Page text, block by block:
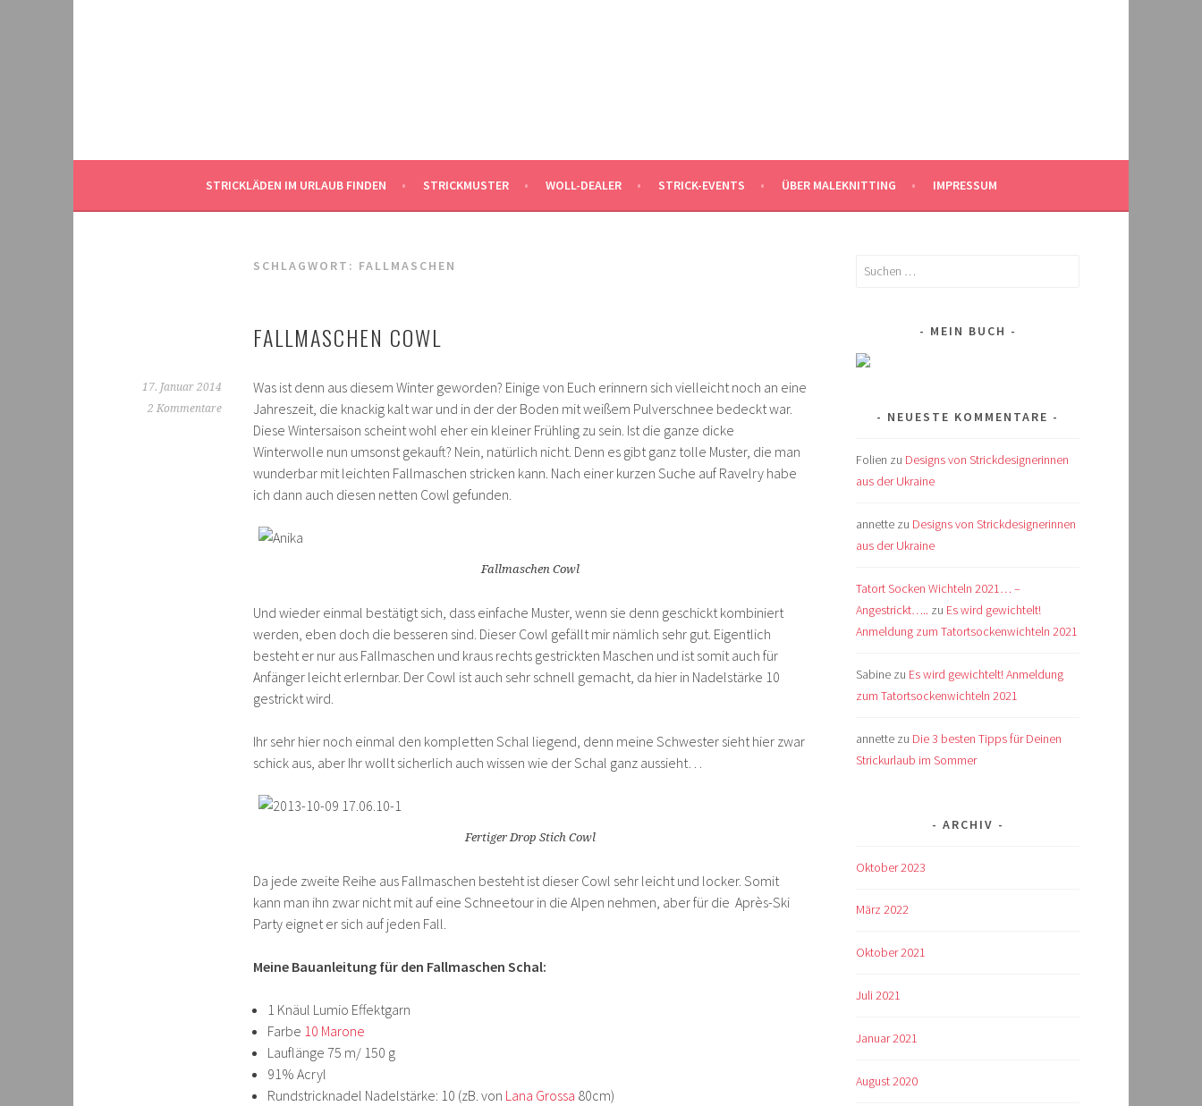
STRICKLÄDEN IM URLAUB FINDEN STRICKMUSTER WOLL-DEALER STRICK-EVENTS ÜBER MALEKNITTING IMPRESSUM
SCHLAGWORT: FALLMASCHEN
FALLMASCHEN COWL
17. Januar 2014
2 Kommentare
Was ist denn aus diesem Winter geworden? Einige von Euch erinnern sich vielleicht noch an eine
Jahreszeit, die knackig kalt war und in der der Boden mit weißem Pulverschnee bedeckt war.
Diese Wintersaison scheint wohl eher ein kleiner Frühling zu sein. Ist die ganze dicke
Winterwolle nun umsonst gekauft? Nein, natürlich nicht. Denn es gibt ganz tolle Muster, die man
wunderbar mit leichten Fallmaschen stricken kann. Nach einer kurzen Suche auf Ravelry habe
ich dann auch diesen netten Cowl gefunden.
Fallmaschen Cowl
Und wieder einmal bestätigt sich, dass einfache Muster, wenn sie denn geschickt kombiniert
werden, eben doch die besseren sind. Dieser Cowl gefällt mir nämlich sehr gut. Eigentlich
besteht er nur aus Fallmaschen und kraus rechts gestrickten Maschen und ist somit auch für
Anfänger leicht erlernbar. Der Cowl ist auch sehr schnell gemacht, da hier in Nadelstärke 10
gestrickt wird.
Ihr sehr hier noch einmal den kompletten Schal liegend, denn meine Schwester sieht hier zwar
schick aus, aber Ihr wollt sicherlich auch wissen wie der Schal ganz aussieht…
Fertiger Drop Stich Cowl
Da jede zweite Reihe aus Fallmaschen besteht ist dieser Cowl sehr leicht und locker. Somit
kann man ihn zwar nicht mit auf eine Schneetour in die Alpen nehmen, aber für die Après-Ski
Party eignet er sich auf jeden Fall.
Meine Bauanleitung für den Fallmaschen Schal:
1 Knäul Lumio Effektgarn
Farbe 10 Marone
Lauflänge 75 m/ 150 g
91% Acryl
Rundstricknadel Nadelstärke: 10 (zB. von Lana Grossa 80cm)
Suchen
MEIN BUCH
NEUESTE KOMMENTARE
Folien zu Designs von Strickdesignerinnen
aus der Ukraine
annette zu Designs von Strickdesignerinnen
aus der Ukraine
Tatort Socken Wichteln 2021… –
Angestrickt….. zu Es wird gewichtelt!
Anmeldung zum Tatortsockenwichteln 2021
Sabine zu Es wird gewichtelt! Anmeldung
zum Tatortsockenwichteln 2021
annette zu Die 3 besten Tipps für Deinen
Strickurlaub im Sommer
ARCHIV
Oktober 2023
März 2022
Oktober 2021
Juli 2021
Januar 2021
August 2020